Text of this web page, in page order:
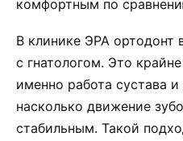
комфортным по
В клинике ЭРА ортодонт
с гнатологом. Это
именно работа сустава
насколько движение
стабильным. Такой